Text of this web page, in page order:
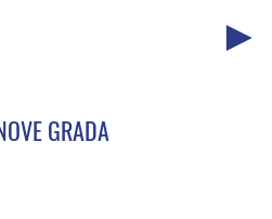
GRADA